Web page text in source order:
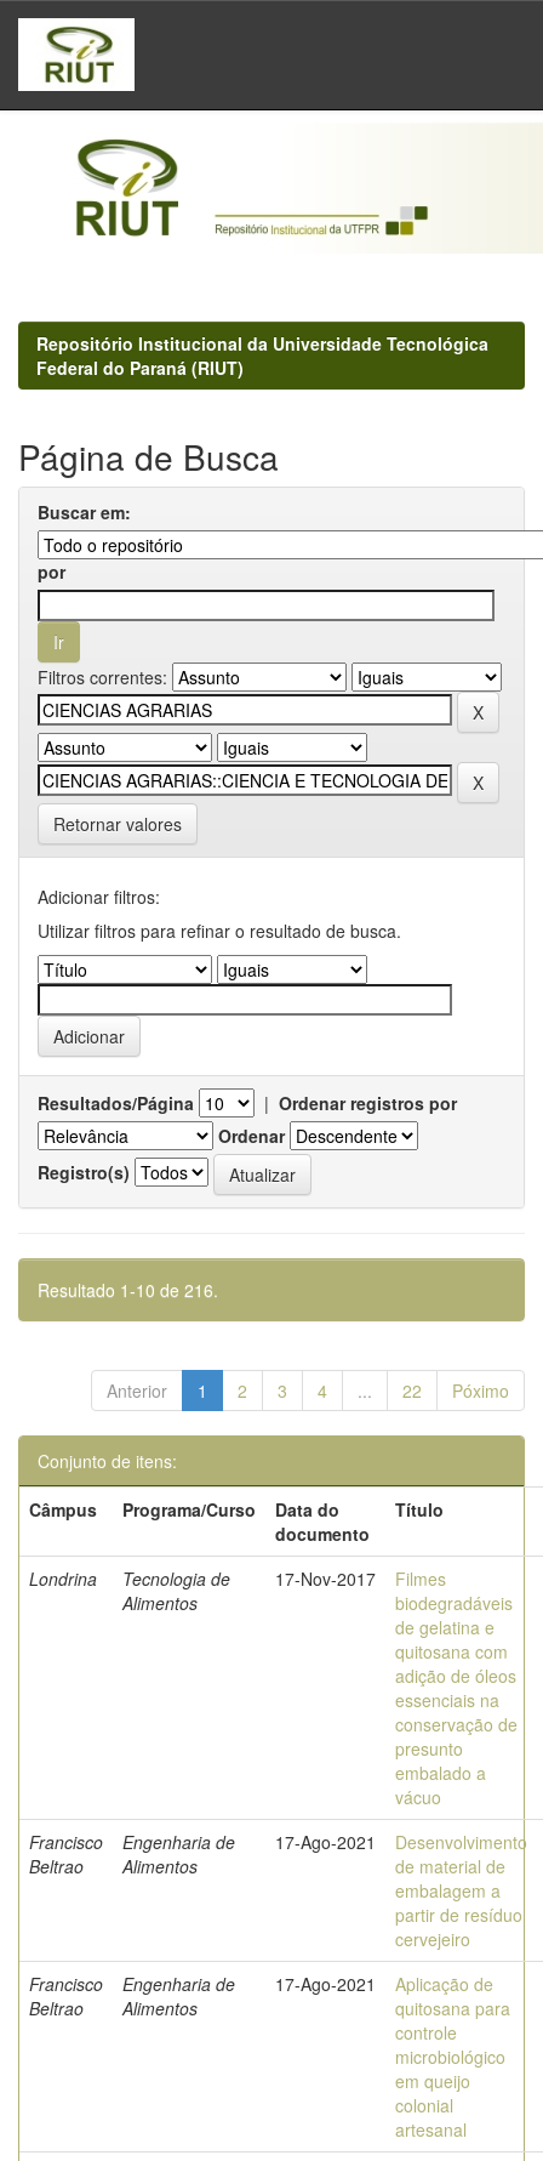
Skip
navigation
Repositório Institucional da Universidade Tecnológica
Federal do Paraná (RIUT)
Página de Busca
Buscar em:
por
Filtros correntes:
Retornar valores
Adicionar filtros:
Utilizar filtros para refinar o resultado de busca.
Resultados/Página | Ordenar registros por
Ordenar
Registro(s)
Resultado 1-10 de 216.
Anterior 1 2 3 4 ... 22 Póximo
Conjunto de itens:
Câmpus
Programa/Curso
Data do
documento
Título
Londrina
Tecnologia de
Alimentos
17-Nov-2017
Filmes
biodegradáveis
de gelatina e
quitosana com
adição de óleos
essenciais na
conservação de
presunto
embalado a
vácuo
Francisco
Beltrao
Engenharia de
Alimentos
17-Ago-2021
Desenvolvimento
de material de
embalagem a
partir de resíduo
cervejeiro
Francisco
Beltrao
Engenharia de
Alimentos
17-Ago-2021
Aplicação de
quitosana para
controle
microbiológico
em queijo
colonial
artesanal